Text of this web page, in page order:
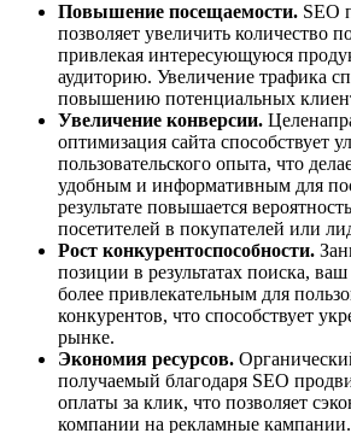
Повышение посещаемости. SEO
позволяет увеличить количество
привлекая интересующуюся
аудиторию. Увеличение трафика
повышению потенциальных
Увеличение конверсии.
оптимизация сайта способствует
пользовательского опыта, что
удобным и информативным для
результате повышается
посетителей в покупателей или
Рост конкурентоспособности.
позиции в результатах поиска, ваш
более привлекательным для
конкурентов, что способствует
рынке.
Экономия ресурсов.
получаемый благодаря SEO
оплаты за клик, что позволяет
компании на рекламные кампании.